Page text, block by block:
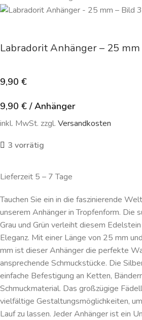
Labradorit Anhänger – 25 mm
9,90 €
9,90 € /Anhänger
inkl. MwSt. zzgl. Versandkosten
3 vorrätig
Lieferzeit 5 – 7 Tage
Tauchen Sie ein in die faszinierende
unserem Anhänger in Tropfenform. Die
Grau und Grün verleiht diesem
Eleganz. Mit einer Länge von 25 mm
mm ist dieser Anhänger die perfekte
ansprechende Schmuckstücke. Die
einfache Befestigung an Ketten,
Schmuckmaterial. Das großzügige
vielfältige Gestaltungsmöglichkeiten,
Lauf zu lassen. Jeder Anhänger ist ein